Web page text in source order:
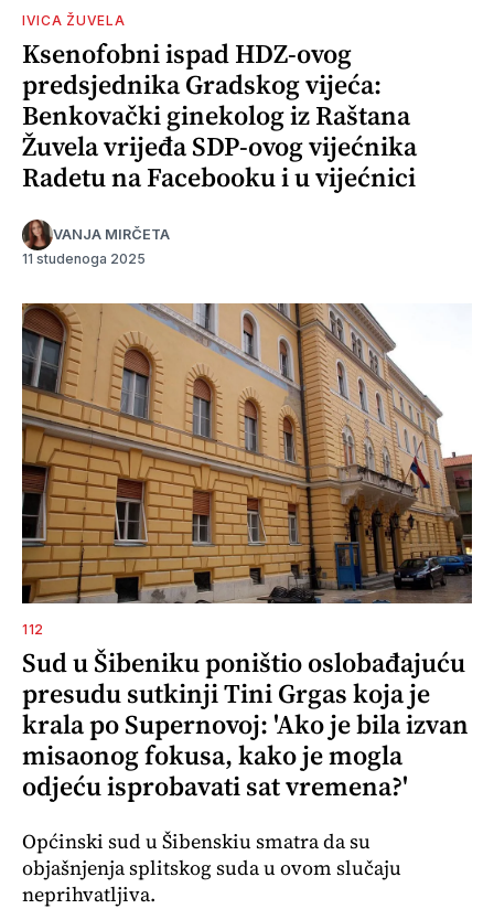
IVICA ŽUVELA
Ksenofobni ispad HDZ-ovog
predsjednika Gradskog vijeća:
Benkovački ginekolog iz Raštana
Žuvela vrijeđa SDP-ovog vijećnika
Radetu na Facebooku i u vijećnici
VANJA MIRČETA
11 studenoga 2025
112
Sud u Šibeniku poništio oslobađajuću
presudu sutkinji Tini Grgas koja je
krala po Supernovoj: 'Ako je bila izvan
misaonog fokusa, kako je mogla
odjeću isprobavati sat vremena?'
Općinski sud u Šibenskiu smatra da su
objašnjenja splitskog suda u ovom slučaju
neprihvatljiva.